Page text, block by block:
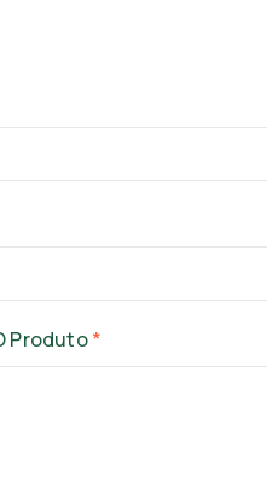
Produto*